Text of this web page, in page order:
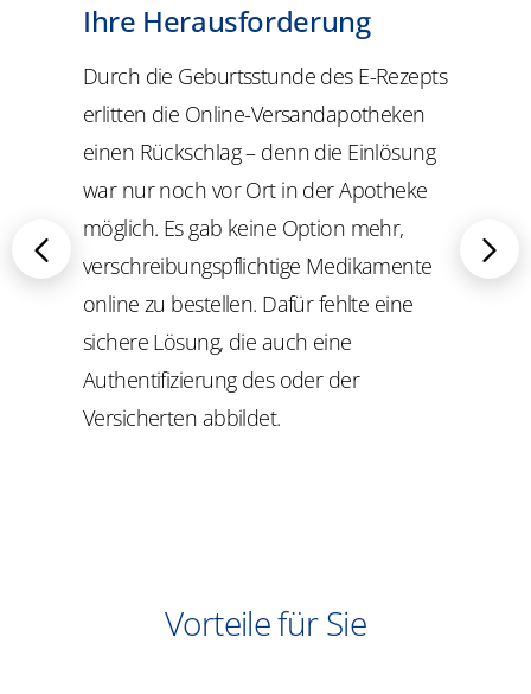
Ihre Herausforderung
Durch die Geburtsstunde des E-Rezepts
erlitten die Online-Versandapotheken
einen Rückschlag – denn die Einlösung
war nur noch vor Ort in der Apotheke
möglich. Es gab keine Option mehr,
verschreibungspflichtige Medikamente
online zu bestellen. Dafür fehlte eine
sichere Lösung, die auch eine
Authentifizierung des oder der
Versicherten abbildet.
Vorteile für Sie